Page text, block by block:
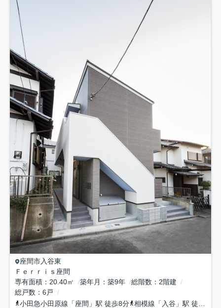
座間市入谷東
Ｆｅｒｒｉｓ座間
専有面積
20.40㎡ 築年月 築9年 総階数
2階建
総戸数
6戸
小田急小田原線 「座間 」駅 徒歩8分 相模線 「 入谷 」駅 徒歩23分